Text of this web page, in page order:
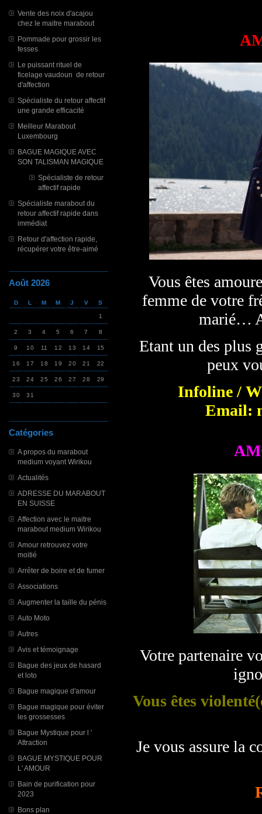
Vente des noix d'acajou
chez le maitre marabout
Pommade pour grossir les
fesses
Le puissant rituel de
ficelage vaudoun de retour
d'affection
Spécialiste du retour affectif
une grande efficacité
Meilleur Marabout
Luxembourg
BAGUE MAGIQUE AVEC
SON TALISMAN MAGIQUE
Spécialiste de retour
affectif rapide
Spécialiste marabout du
retour affectif rapide dans
immédiat
Retour d'affection rapide,
récupérer votre être-aimé
Août 2026
D L M M J V S
1
2 3 4 5 6 7 8
9 10 11 12 13 14 15
16 17 18 19 20 21 22
23 24 25 26 27 28 29
30 31
Catégories
A propos du marabout
medium voyant Wirikou
Actualités
ADRESSE DU MARABOUT
EN SUISSE
Affection avec le maitre
marabout medium Wirikou
Amour retrouvez votre
moitié
Arrêter de boire et de fumer
Associations
Augmenter la taille du pénis
Auto Moto
Autres
Avis et témoignage
Bague des jeux de hasard
et loto
Bague magique d'amour
Bague magique pour éviter
les grossesses
Bague Mystique pour l '
Attraction
BAGUE MYSTIQUE POUR
L' AMOUR
Bain de purification pour
2023
Bons plan
Vous êtes
femme de votre
marié…
Etant un des plus
peux
Infoline /
Email:
Votre partenaire
Vous êtes
Je vous assure la